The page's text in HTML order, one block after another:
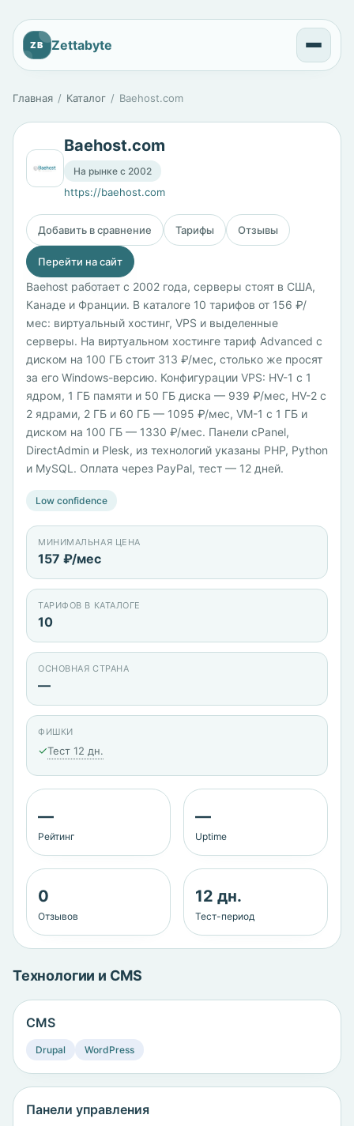
ZB Zettabyte
Главная Каталог Baehost.com
Baehost.com
На рынке с 2002
https://baehost.com
Добавить в сравнение Тарифы Отзывы
Перейти на сайт
Baehost работает с 2002 года, серверы стоят в США,
Канаде и Франции. В каталоге 10 тарифов от 156 ₽/
мес: виртуальный хостинг, VPS и выделенные
серверы. На виртуальном хостинге тариф Advanced с
диском на 100 ГБ стоит 313 ₽/мес, столько же просят
за его Windows-версию. Конфигурации VPS: HV-1 с 1
ядром, 1 ГБ памяти и 50 ГБ диска — 939 ₽/мес, HV-2 с
2 ядрами, 2 ГБ и 60 ГБ — 1095 ₽/мес, VM-1 с 1 ГБ и
диском на 100 ГБ — 1330 ₽/мес. Панели cPanel,
DirectAdmin и Plesk, из технологий указаны PHP, Python
и MySQL. Оплата через PayPal, тест — 12 дней.
Low confidence
МИНИМАЛЬНАЯ ЦЕНА
157 ₽/мес
ТАРИФОВ В КАТАЛОГЕ
10
ОСНОВНАЯ СТРАНА
—
ФИШКИ
✓Тест 12 дн.
—
Рейтинг
—
Uptime
0
Отзывов
12 дн.
Тест-период
Технологии и CMS
CMS
Drupal WordPress
Панели управления